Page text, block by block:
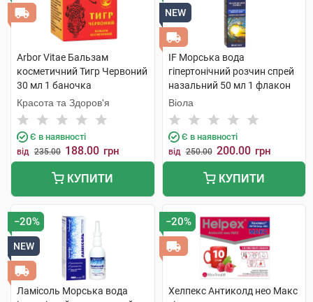
Arbor Vitae Бальзам
косметичний Тигр Червоний
30 мл 1 баночка
Красота та Здоров'я
Є в наявності
від 235.00 188.00 грн
КУПИТИ
NEW
IF Морська вода
гіпертонічний розчин спрей
назальний 50 мл 1 флакон
Віола
Є в наявності
від 250.00 200.00 грн
КУПИТИ
−20%
NEW
Ламісоль Морська вода
−20%
Хелпекс Антиколд нео Макс